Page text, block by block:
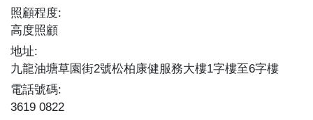
照顧程度:
高度照顧
地址:
九龍油塘草園街2號松柏康健服務大樓1字樓至6字樓
電話號碼:
3619 0822